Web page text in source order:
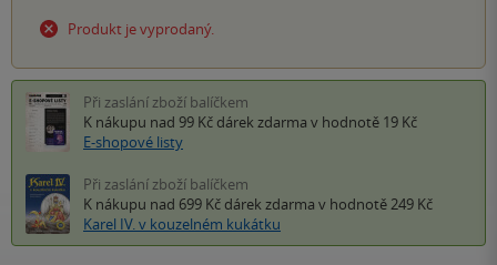
Produkt je vyprodaný.
Při zaslání zboží balíčkem
K nákupu nad 99 Kč dárek zdarma v hodnotě 19 Kč
E-shopové listy
Při zaslání zboží balíčkem
K nákupu nad 699 Kč dárek zdarma v hodnotě 249 Kč
Karel IV. v kouzelném kukátku